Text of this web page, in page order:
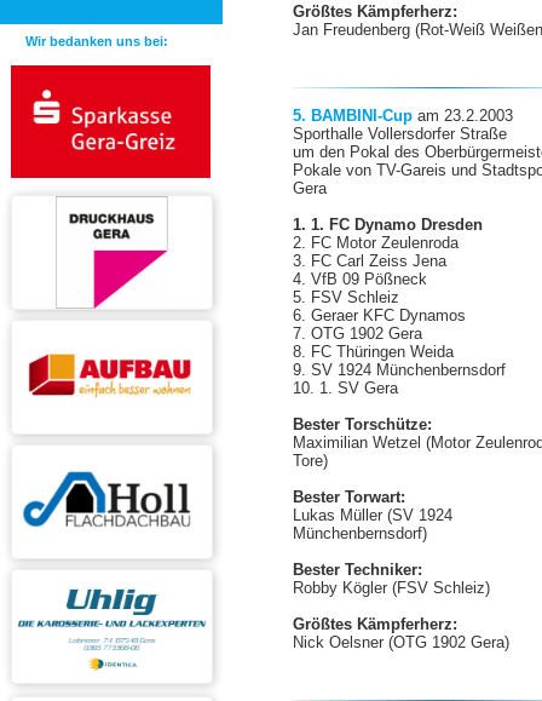
Wir bedanken uns bei:
Größtes Kämpferherz:
Jan Freudenberg(Rot-Weiß
5. BAMBINI-Cupam 23.2.2003
Sporthalle Vollersdorfer Straße
um den Pokal des
Pokale von TV-Gareis und
Gera
1. 1. FC Dynamo Dresden
2. FC Motor Zeulenroda
3. FC Carl Zeiss Jena
4. VfB 09 Pößneck
5. FSV Schleiz
6. Geraer KFC Dynamos
7. OTG 1902 Gera
8. FC Thüringen Weida
9. SV 1924 Münchenbernsdorf
10. 1. SV Gera
Bester Torschütze:
Maximilian Wetzel(Motor
Tore)
Bester Torwart:
Lukas Müller(SV 1924
Münchenbernsdorf)
Bester Techniker:
Robby Kögler (FSV Schleiz)
Größtes Kämpferherz:
Nick Oelsner (OTG 1902 Gera)